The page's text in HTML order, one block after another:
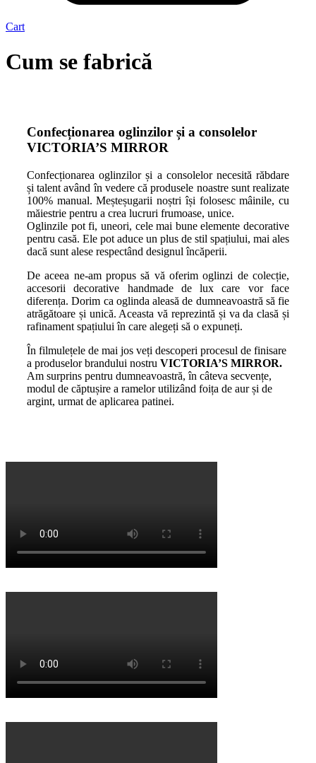
Cart
Cum se fabrică
Confecționarea oglinzilor și a consolelor
VICTORIA’S MIRROR
Confecționarea oglinzilor și a consolelor necesită răbdare
și talent având în vedere că produsele noastre sunt realizate
100% manual. Meșteșugarii noștri își folosesc mâinile, cu
măiestrie pentru a crea lucruri frumoase, unice.
Oglinzile pot fi, uneori, cele mai bune elemente decorative
pentru casă. Ele pot aduce un plus de stil spațiului, mai ales
dacă sunt alese respectând designul încăperii.
De aceea ne-am propus să vă oferim oglinzi de colecție,
accesorii decorative handmade de lux care vor face
diferența. Dorim ca oglinda aleasă de dumneavoastră să fie
atrăgătoare și unică. Aceasta vă reprezintă și va da clasă și
rafinament spațiului în care alegeți să o expuneți.
În filmulețele de mai jos veți descoperi procesul de finisare
a produselor brandului nostru VICTORIA’S MIRROR.
Am surprins pentru dumneavoastră, în câteva secvențe,
modul de căptușire a ramelor utilizând foița de aur și de
argint, urmat de aplicarea patinei.